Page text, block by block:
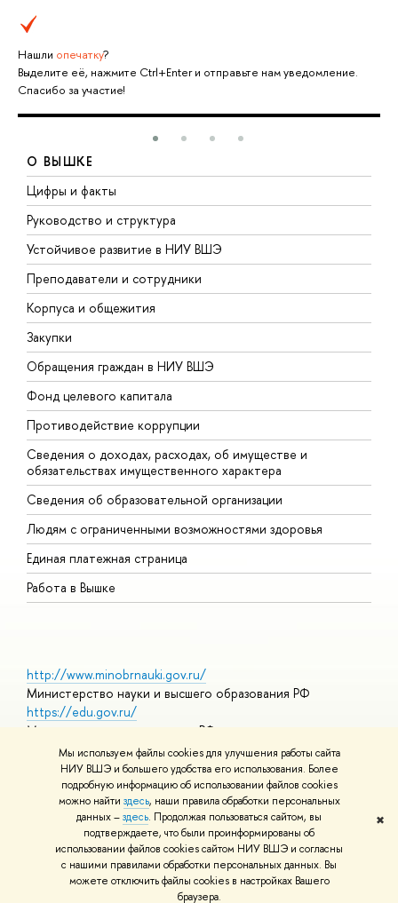
Мы используем файлы cookies для улучшения работы сайта
НИУ ВШЭ и большего удобства его использования. Более
подробную информацию об использовании файлов cookies
можно найти здесь, наши правила обработки персональных
данных –здесь. Продолжая пользоваться сайтом, вы
подтверждаете, что были проинформированы об
использовании файлов cookies сайтом НИУ ВШЭ и согласны
с нашими правилами обработки персональных данных. Вы
можете отключить файлы cookies в настройках Вашего
браузера.
✖
Нашли опечатку?
Выделите её, нажмите Ctrl+Enter и отправьте нам уведомление.
Спасибо за участие!
О ВЫШКЕ
Цифры и факты
Руководство и структура
Устойчивое развитие в НИУ ВШЭ
Преподаватели и сотрудники
Корпуса и общежития
Закупки
Обращения граждан в НИУ ВШЭ
Фонд целевого капитала
Противодействие коррупции
Сведения о доходах, расходах, об имуществе и
обязательствах имущественного характера
Сведения об образовательной организации
Людям с ограниченными возможностями здоровья
Единая платежная страница
Работа в Вышке
http://www.minobrnauki.gov.ru/
Министерство науки и высшего образования РФ
https://edu.gov.ru/
Министерство просвещения РФ
https://elearning.hse.ru/mooc
Массовые открытые онлайн-курсы
© НИУ ВШЭ 1993–2026 Адреса и контактыУсловия
использования материалов Политика конфиденциальности
Шрифты HSE Sans и HSE Slab разработаны вШколе дизайна НИУ